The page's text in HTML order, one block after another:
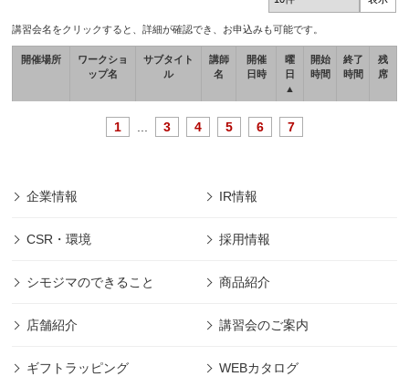
講習会名をクリックすると、詳細が確認でき、お申込みも可能です。
開催場所
ワークショ
ップ名
サブタイト
ル
講師
名
開催
日時
曜
日
▲
開始
時間
終了
時間
残
席
1 3 4 5 6 7
企業情報 IR情報
CSR・環境 採用情報
シモジマのできること 商品紹介
店舗紹介 講習会のご案内
ギフトラッピング WEBカタログ